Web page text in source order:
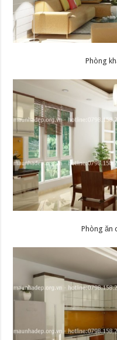
Phòng
Phòng ăn